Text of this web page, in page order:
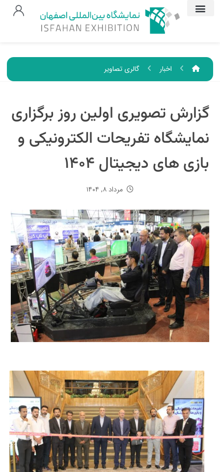
اخبار گالری تصاویر
گزارش تصویری اولین روز برگزاری
نمایشگاه تفریحات الکترونیکی و
بازی های دیجیتال ۱۴۰۴
مرداد ۸, ۱۴۰۴